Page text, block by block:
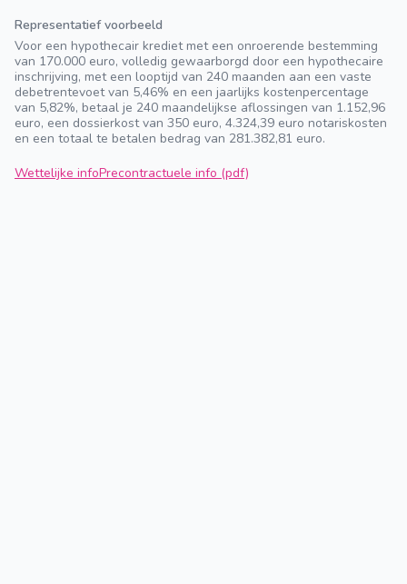
Representatief voorbeeld
Voor een hypothecair krediet met een onroerende bestemming
van 170.000 euro, volledig gewaarborgd door een hypothecaire
inschrijving, met een looptijd van 240 maanden aan een vaste
debetrentevoet van 5,46% en een jaarlijks kostenpercentage
van 5,82%, betaal je 240 maandelijkse aflossingen van 1.152,96
euro, een dossierkost van 350 euro, 4.324,39 euro notariskosten
en een totaal te betalen bedrag van 281.382,81 euro.
Wettelijke infoPrecontractuele info (pdf)